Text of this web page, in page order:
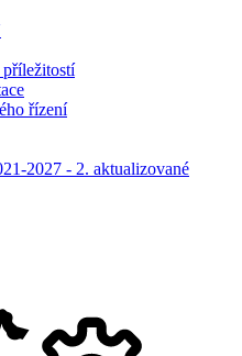
příležitostí
řízení
2027 - 2. aktualizované